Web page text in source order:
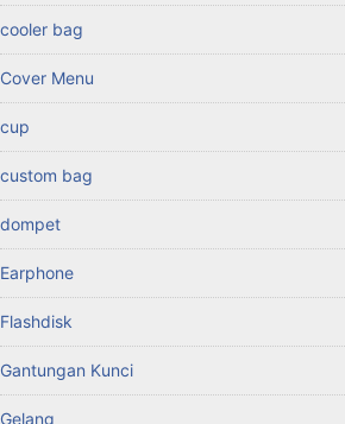
cooler bag
Cover Menu
cup
custom bag
dompet
Earphone
Flashdisk
Gantungan Kunci
Gelang